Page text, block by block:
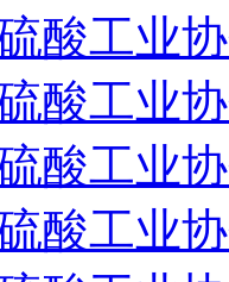
酸工业
酸工业
酸工业
酸工业